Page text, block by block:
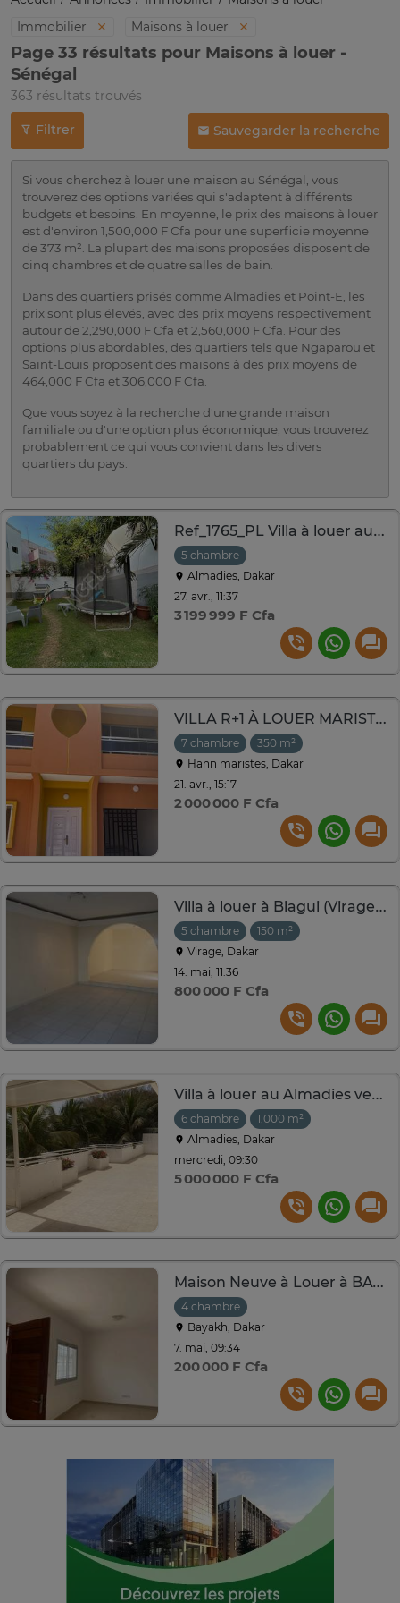
Immobilier
Maisons à louer
Page 33 résultats pour Maisons à louer -
Sénégal
363 résultats trouvés
Filtrer Sauvegarder la recherche
Si vous cherchez à louer une maison au Sénégal, vous
trouverez des options variées qui s'adaptent à différents
budgets et besoins. En moyenne, le prix des maisons à louer
est d'environ 1,500,000 F Cfa pour une superficie moyenne
de 373 m². La plupart des maisons proposées disposent de
cinq chambres et de quatre salles de bain.
Dans des quartiers prisés comme Almadies et Point-E, les
prix sont plus élevés, avec des prix moyens respectivement
autour de 2,290,000 F Cfa et 2,560,000 F Cfa. Pour des
options plus abordables, des quartiers tels que Ngaparou et
Saint-Louis proposent des maisons à des prix moyens de
464,000 F Cfa et 306,000 F Cfa.
Que vous soyez à la recherche d'une grande maison
familiale ou d'une option plus économique, vous trouverez
probablement ce qui vous convient dans les divers
quartiers du pays.
Ref_1765_PL Villa à louer aux Almadies
5 chambre
Almadies, Dakar
27. avr., 11:37
3 199 999 F Cfa
VILLA R+1 À LOUER MARISTES FOR B
7 chambre
350 m²
Hann maristes, Dakar
21. avr., 15:17
2 000 000 F Cfa
Villa à louer à Biagui (Virage), quartier résidentiel
5 chambre
150 m²
Virage, Dakar
14. mai, 11:36
800 000 F Cfa
Villa à louer au Almadies vers King fath
6 chambre
1,000 m²
Almadies, Dakar
mercredi, 09:30
5 000 000 F Cfa
Maison Neuve à Louer à BAYAKH CITE SIPRESS
4 chambre
Bayakh, Dakar
7. mai, 09:34
200 000 F Cfa